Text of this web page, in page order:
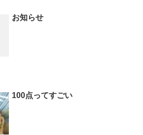
お知らせ
100点ってすごい